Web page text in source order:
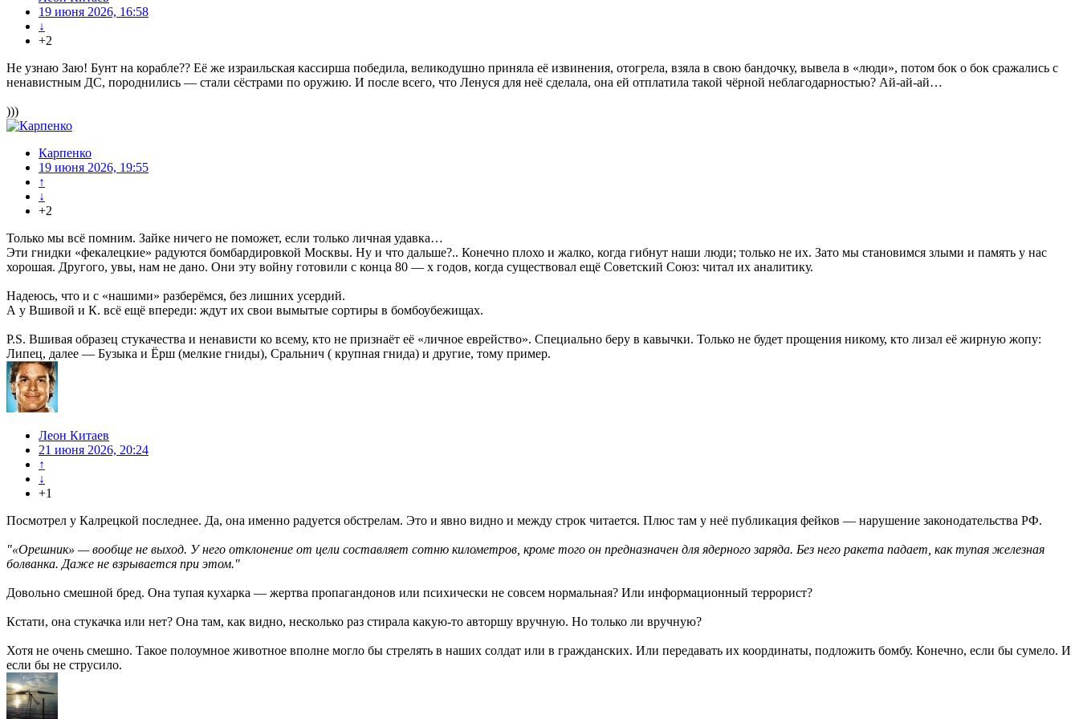
19 июня 2026, 16:58
↓
+2
Не узнаю Заю! Бунт на корабле?? Её же израильская кассирша победила, великодушно приняла её извинения, отогрела, взяла в свою бандочку, вывела в «люди», потом бок о бок сражались с
ненавистным ДС, породнились — стали сёстрами по оружию. И после всего, что Ленуся для неё сделала, она ей отплатила такой чёрной неблагодарностью? Ай-ай-ай…
)))
Карпенко
19 июня 2026, 19:55
↑
↓
+2
Только мы всё помним. Зайке ничего не поможет, если только личная удавка…
Эти гнидки «фекалецкие» радуются бомбардировкой Москвы. Ну и что дальше?.. Конечно плохо и жалко, когда гибнут наши люди; только не их. Зато мы становимся злыми и память у нас
хорошая. Другого, увы, нам не дано. Они эту войну готовили с конца 80 — х годов, когда существовал ещё Советский Союз: читал их аналитику.
Надеюсь, что и с «нашими» разберёмся, без лишних усердий.
А у Вшивой и К. всё ещё впереди: ждут их свои вымытые сортиры в бомбоубежищах.
P.S. Вшивая образец стукачества и ненависти ко всему, кто не признаёт её «личное еврейство». Специально беру в кавычки. Только не будет прощения никому, кто лизал её жирную жопу:
Липец, далее — Бузыка и Ёрш (мелкие гниды), Сральнич ( крупная гнида) и другие, тому пример.
Леон Китаев
21 июня 2026, 20:24
↑
↓
+1
Посмотрел у Калрецкой последнее. Да, она именно радуется обстрелам. Это и явно видно и между строк читается. Плюс там у неё публикация фейков — нарушение законодательства РФ.
"«Орешник» — вообще не выход. У него отклонение от цели составляет сотню километров, кроме того он предназначен для ядерного заряда. Без него ракета падает, как тупая железная
болванка. Даже не взрывается при этом."
Довольно смешной бред. Она тупая кухарка — жертва пропагандонов или психически не совсем нормальная? Или информационный террорист?
Кстати, она стукачка или нет? Она там, как видно, несколько раз стирала какую-то авторшу вручную. Но только ли вручную?
Хотя не очень смешно. Такое полоумное животное вполне могло бы стрелять в наших солдат или в гражданских. Или передавать их координаты, подложить бомбу. Конечно, если бы сумело. И
если бы не струсило.